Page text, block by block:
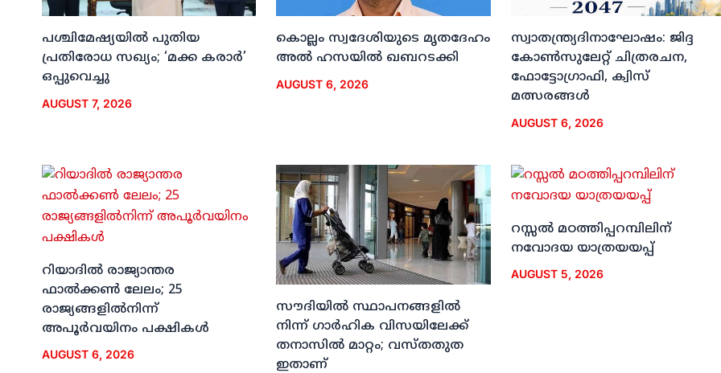
പശ്ചിമേഷ്യയില്‍ പുതിയ
പ്രതിരോധ സഖ്യം; ‘മക്ക കരാര്‍’
ഒപ്പുവെച്ചു
AUGUST 7, 2026
കൊല്ലം സ്വദേശിയുടെ മൃതദേഹം
അല്‍ ഹസയില്‍ ഖബറടക്കി
AUGUST 6, 2026
സ്വാതന്ത്ര്യദിനാഘോഷം: ജിദ്ദ
കോണ്‍സുലേറ്റ് ചിത്രരചന,
ഫോട്ടോഗ്രാഫി, ക്വിസ്
മത്സരങ്ങള്‍
AUGUST 6, 2026
റിയാദില്‍ രാജ്യാന്തര
ഫാല്‍ക്കണ്‍ ലേലം; 25
രാജ്യങ്ങളില്‍നിന്ന്
അപൂര്‍വയിനം പക്ഷികള്‍
AUGUST 6, 2026
സൗദിയില്‍ സ്ഥാപനങ്ങളില്‍
നിന്ന് ഗാര്‍ഹിക വിസയിലേക്ക്
തനാസില്‍ മാറ്റം; വസ്തതുത
ഇതാണ്
റസ്സല്‍ മഠത്തിപ്പറമ്പിലിന്
നവോദയ യാത്രയയപ്പ്
AUGUST 5, 2026